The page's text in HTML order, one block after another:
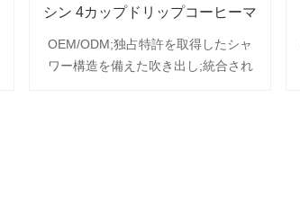
シン 4カップドリップコーヒーマ
シン 濾紙付き
OEM/ODM;独占特許を取得したシャ
ワー構造を備えた吹き出し;統合され